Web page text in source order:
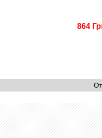
864